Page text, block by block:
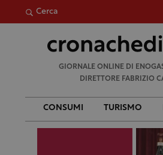
Cerca
per:
GIORNALE ONLINE DI
DIRETTORE FABRIZIO
CONSUMI TURISMO